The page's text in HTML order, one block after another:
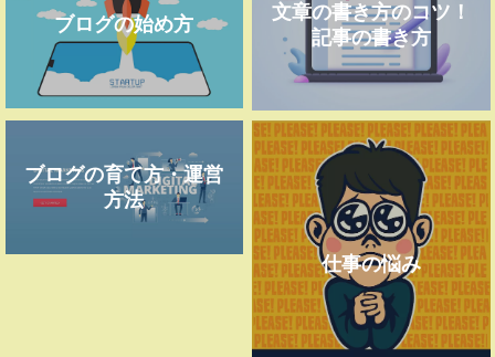
ブログの始め方
文章の書き方のコツ！
記事の書き方
ブログの育て方・運営
方法
仕事の悩み